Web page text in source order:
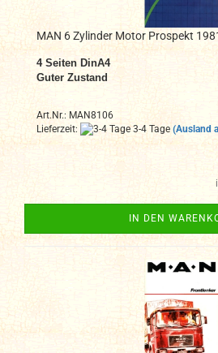
MAN 6 Zylinder Motor Prospekt
4 Seiten DinA4
Guter Zustand
Art.Nr.: MAN8106
Lieferzeit:
3-4 Tage (Ausland
IN DEN